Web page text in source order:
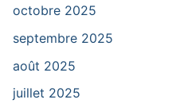
octobre 2025
septembre 2025
août 2025
juillet 2025